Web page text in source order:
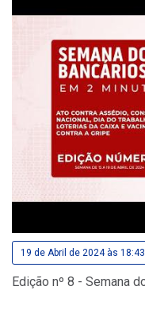
19 de Abril de 2024 às 18:43
Edição nº 8 - Semana